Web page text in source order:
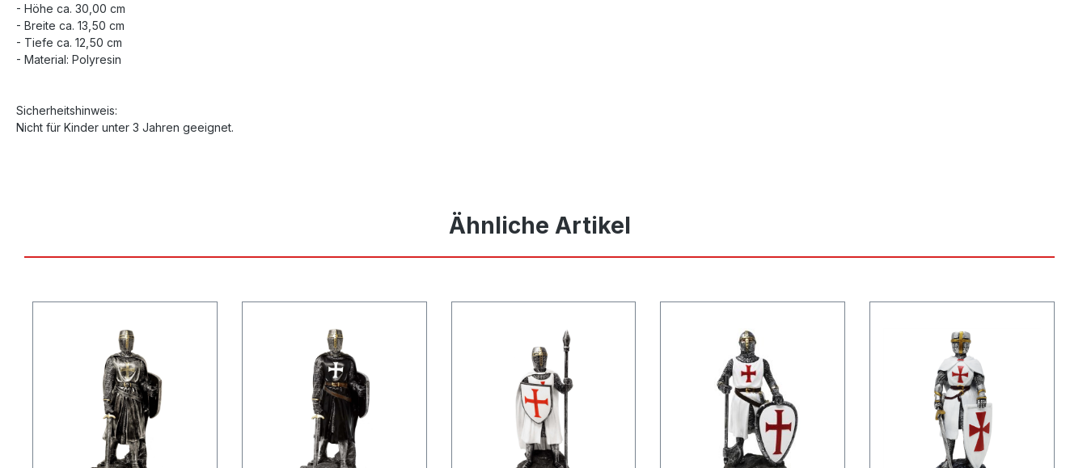
- Höhe ca. 30,00 cm
- Breite ca. 13,50 cm
- Tiefe ca. 12,50 cm
- Material: Polyresin
Sicherheitshinweis:
Nicht für Kinder unter 3 Jahren geeignet.
Ähnliche Artikel